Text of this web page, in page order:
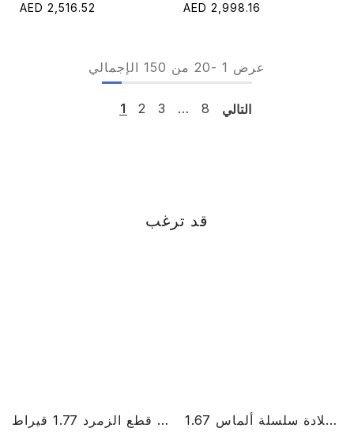
AED 2,516.52
AED 2,998.16
عرض 1
-
20 من 150 الإجمالي
1 2 3 … 8 التالي
قد ترغب
خاتم الماس قطع الزمرد 1.77 قيراط 1.67 قيراط قلادة سلسلة ألماس RoundCut Lab